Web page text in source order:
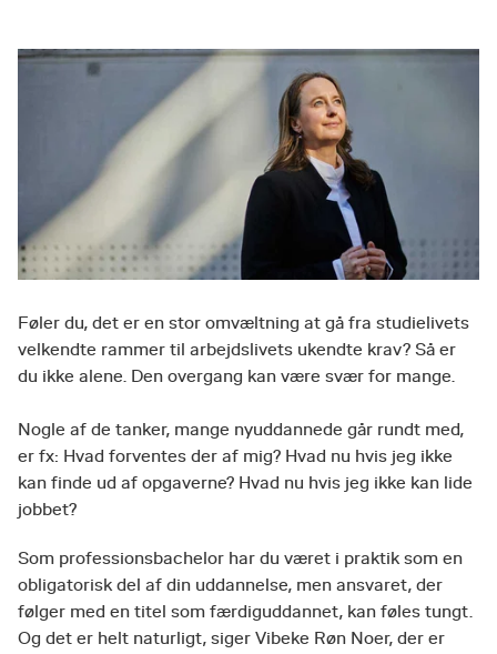
Føler du, det er en stor omvæltning at gå fra studielivets
velkendte rammer til arbejdslivets ukendte krav? Så er
du ikke alene. Den overgang kan være svær for mange.
Nogle af de tanker, mange nyuddannede går rundt med,
er fx: Hvad forventes der af mig? Hvad nu hvis jeg ikke
kan finde ud af opgaverne? Hvad nu hvis jeg ikke kan lide
jobbet?
Som professionsbachelor har du været i praktik som en
obligatorisk del af din uddannelse, men ansvaret, der
følger med en titel som færdiguddannet, kan føles tungt.
Og det er helt naturligt, siger Vibeke Røn Noer, der er